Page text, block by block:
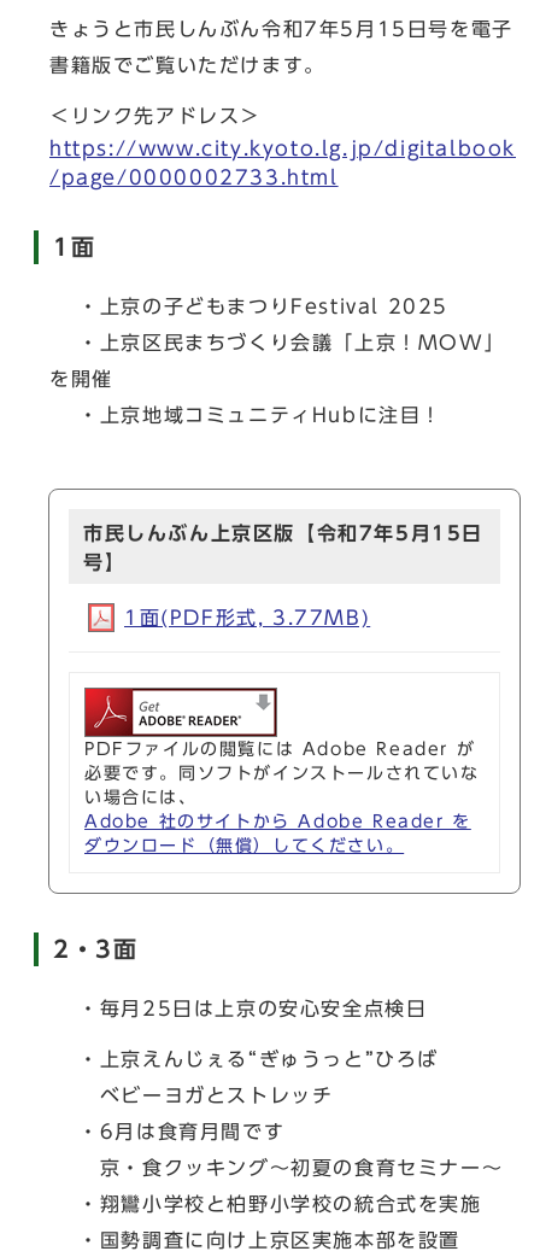
きょうと市民しんぶん令和7年5月15日号を電子
書籍版でご覧いただけます。
＜リンク先アドレス＞
https://www.city.kyoto.lg.jp/digitalbook
/page/0000002733.html
1面
・上京の子どもまつりFestival 2025
・上京区民まちづくり会議「上京！MOW」
を開催
・上京地域コミュニティHubに注目！
市民しんぶん上京区版【令和7年5月15日
号】
1面(PDF形式, 3.77MB)
PDFファイルの閲覧には Adobe Reader が
必要です。同ソフトがインストールされていな
い場合には、
Adobe 社のサイトから Adobe Reader を
ダウンロード（無償）してください。
2・3面
・毎月25日は上京の安心安全点検日
・上京えんじぇる“ぎゅうっと”ひろば
ベビーヨガとストレッチ
・6月は食育月間です
京・食クッキング～初夏の食育セミナー～
・翔鸞小学校と柏野小学校の統合式を実施
・国勢調査に向け上京区実施本部を設置